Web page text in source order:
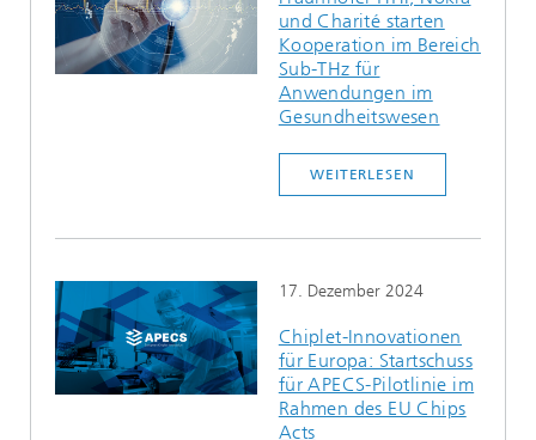
und Charité starten
Kooperation im Bereich
Sub-THz für
Anwendungen im
Gesundheitswesen
WEITERLESEN
17. Dezember 2024
Chiplet-Innovationen
für Europa: Startschuss
für APECS-Pilotlinie im
Rahmen des EU Chips
Acts